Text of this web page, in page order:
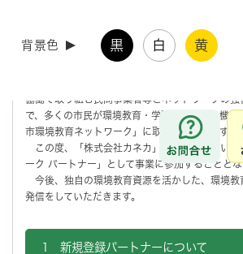
背景色 黒 白 黄
お問合せ
社カネカ」が参加しました
協働で取り組む民間事業者等とネットワークの強
で、多くの市民が環境教育・学習に取り組む機会
市環境教育ネットワーク」に取り組んでいます。
この度、「株式会社カネカ」が新たに「さいた
ーク パートナー」として事業に参加することとな
今後、独自の環境教育資源を活かした、環境教
発信をしていただきます。
1 新規登録パートナーについて